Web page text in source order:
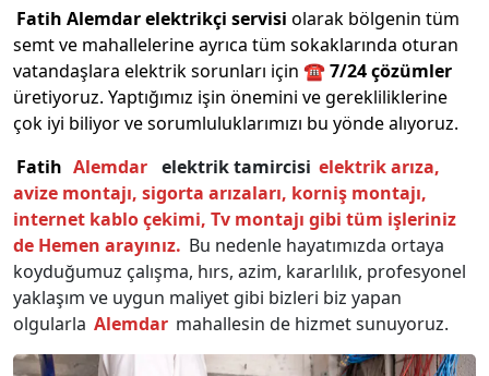
Fatih Alemdarelektrikçi servisi olarak bölgenin tüm
semt ve mahallelerine ayrıca tüm sokaklarında oturan
vatandaşlara elektrik sorunları için ☎️7/24 çözümler
üretiyoruz. Yaptığımız işin önemini ve gerekliliklerine
çok iyi biliyor ve sorumluluklarımızı bu yönde alıyoruz.
Fatih Alemdar elektrik tamircisi elektrik arıza,
avize montajı, sigorta arızaları, korniş montajı,
internet kablo çekimi, Tv montajı gibi tüm işleriniz
de Hemen arayınız. Bu nedenle hayatımızda ortaya
koyduğumuz çalışma, hırs, azim, kararlılık, profesyonel
yaklaşım ve uygun maliyet gibi bizleri biz yapan
olgularla Alemdar mahallesin de hizmet sunuyoruz.